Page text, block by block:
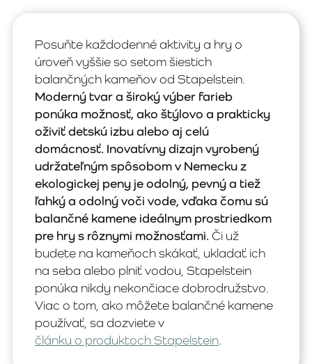
Posuňte každodenné aktivity a hry o
úroveň vyššie so setom šiestich
balančných kameňov od Stapelstein.
Moderný tvar a široký výber farieb
ponúka možnosť, ako štýlovo a prakticky
oživiť detskú izbu alebo aj celú
domácnosť. Inovatívny dizajn vyrobený
udržateľným spôsobom v Nemecku z
ekologickej peny je odolný, pevný a tiež
ľahký a odolný voči vode, vďaka čomu sú
balančné kamene ideálnym prostriedkom
pre hry s rôznymi možnosťami. Či už
budete na kameňoch skákať, ukladať ich
na seba alebo plniť vodou, Stapelstein
ponúka nikdy nekončiace dobrodružstvo.
Viac o tom, ako môžete balančné kamene
používať, sa dozviete v
článku o produktoch Stapelstein.